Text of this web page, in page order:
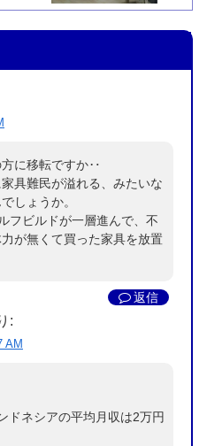
方に移転ですか‥
具難民が溢れる、みたいな
しょうか。
フビルドが一層進んで、不
が無くて買った家具を放置
返信
:
AM
ドネシアの平均月収は2万円